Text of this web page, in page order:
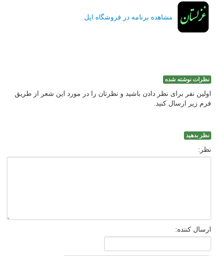
مشاهده برنامه در فروشگاه اپل
نظرات نوشته شده
اولین نفر برای نظر دادن باشید و نظرتان را در مورد این شعر از طریق
فرم زیر ارسال کنید.
نظر بدهید
نظر:
ارسال کننده: